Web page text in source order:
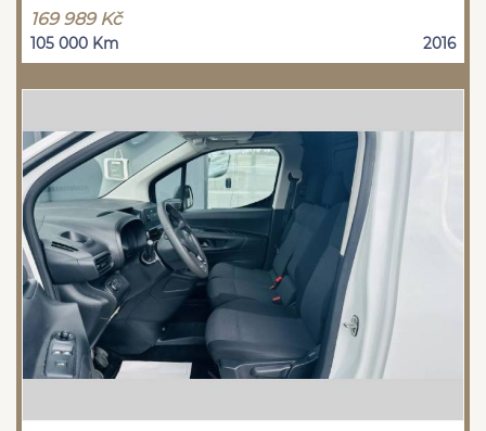
169 989 Kč
105 000 Km 2016